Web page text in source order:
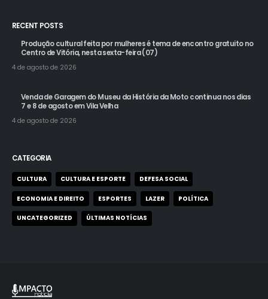
Produção cultural feita por mulheres é tema de encontro gratuito no
4 de agosto de 2026
Venda de Garagem do Museu da História da Moto continua nos dias
7 e 8 de agosto em Vila Velha
4 de agosto de 2026
CULTURA CULTURA E ESPORTE DEFESA SOCIAL
ECONOMIA E DIREITO ESPORTES LAZER POLÍTICA
UNCATEGORIZED ÚLTIMAS NOTÍCIAS